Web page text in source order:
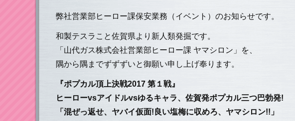
弊社営業部ヒーロー課保安業務（イベント）のお知らせです。
和製テスラこと佐賀県より新人類発掘です。
「山代ガス株式会社営業部ヒーロー課 ヤマシロン」を、
隅から隅までずずずいと御願い申し上げ奉ります。
『ポプカル頂上決戦2017 第１戦』
ヒーローvsアイドルvsゆるキャラ、佐賀発ポプカル三つ巴勃発!
「混ぜっ返せ、ヤバイ仮面!良い塩梅に収めろ、ヤマシロン!!」